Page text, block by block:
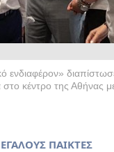
ενδιαφέρον»
κέντρο της Αθήνας
ΠΑΙΚΤΕΣ